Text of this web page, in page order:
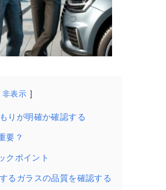
非表示
りが明確か確認する
要？
クポイント
るガラスの品質を確認する